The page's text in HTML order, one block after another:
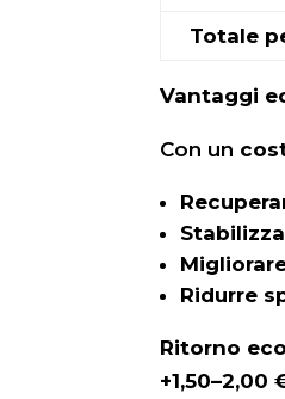
Totale
Vantaggi
Con un
Ridurre
Ritorno